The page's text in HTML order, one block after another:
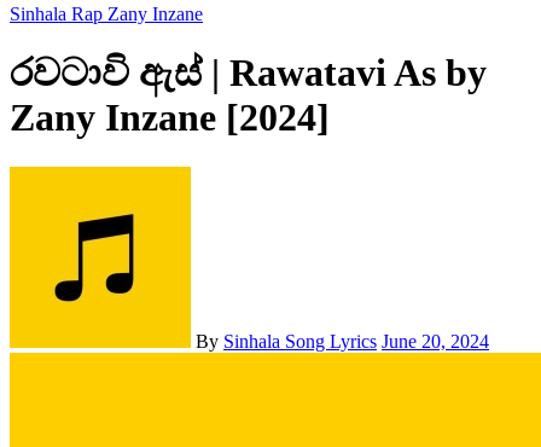
Sinhala Rap Zany Inzane
රවටාවි ඇස් | Rawatavi As by
Zany Inzane [2024]
By Sinhala Song Lyrics June 20, 2024